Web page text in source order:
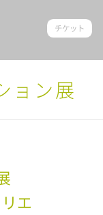
チケット
ョン展
エ